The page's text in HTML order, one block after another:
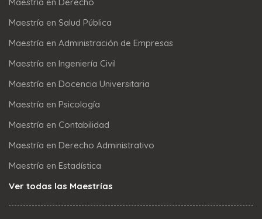
Maestría en Derecho
Maestría en Salud Pública
Maestría en Administración de Empresas
Maestría en Ingeniería Civil
Maestría en Docencia Universitaria
Maestría en Psicología
Maestría en Contabilidad
Maestría en Derecho Administrativo
Maestría en Estadística
Ver todas las Maestrías